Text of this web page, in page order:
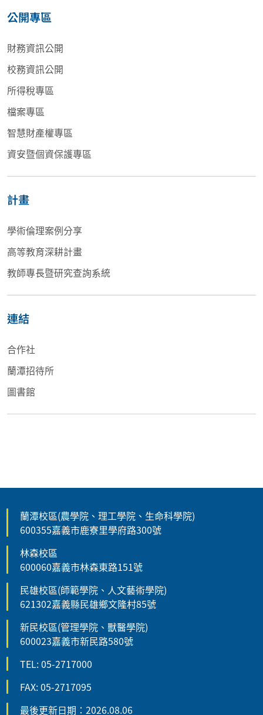
公開專區
財務資訊公開
校務資訊公開
所得稅專區
檔案專區
智慧財產權專區
資安暨個資保護專區
計畫
學術倫理案例分享
高等教育深耕計畫
教師專長暨研究查詢系統
連結
合作社
蘭潭招待所
圖書館
蘭潭校區(農學院、理工學院、生命科學院)
600355嘉義市鹿寮里學府路300號
林森校區
600060嘉義市林森東路151號
民雄校區(師範學院、人文藝術學院)
621302嘉義縣民雄鄉文隆村85號
新民校區(管理學院、獸醫學院)
600023嘉義市新民路580號
TEL: 05-2717000
FAX: 05-2717095
最後更新日期：2026.08.06